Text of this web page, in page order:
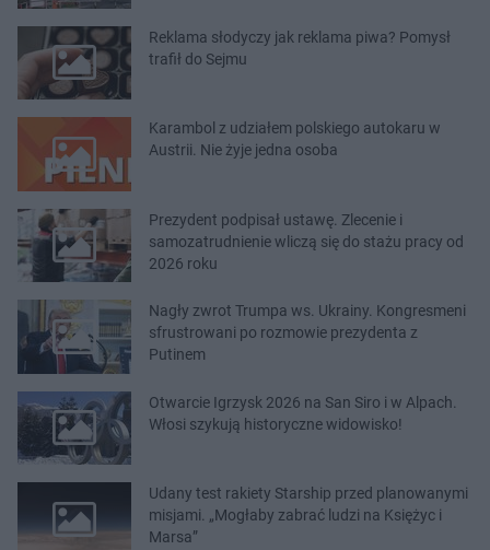
Reklama słodyczy jak reklama piwa? Pomysł
trafił do Sejmu
Karambol z udziałem polskiego autokaru w
Austrii. Nie żyje jedna osoba
Prezydent podpisał ustawę. Zlecenie i
samozatrudnienie wliczą się do stażu pracy od
2026 roku
Nagły zwrot Trumpa ws. Ukrainy. Kongresmeni
sfrustrowani po rozmowie prezydenta z
Putinem
Otwarcie Igrzysk 2026 na San Siro i w Alpach.
Włosi szykują historyczne widowisko!
Udany test rakiety Starship przed planowanymi
misjami. „Mogłaby zabrać ludzi na Księżyc i
Marsa”